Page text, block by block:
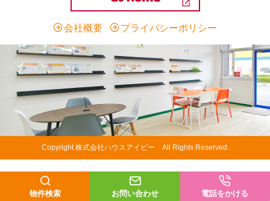
物件検索 お問い合わせ 電話をかける
会社概要 プライバシーポリシー
Copyright 株式会社ハウスアイビー All Rights Reserved.